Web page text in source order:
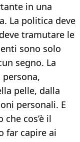
in una
La politica deve
tramutare le
sono solo
segno. La
pelle, dalla
personali. E
cos’è il
far capire ai